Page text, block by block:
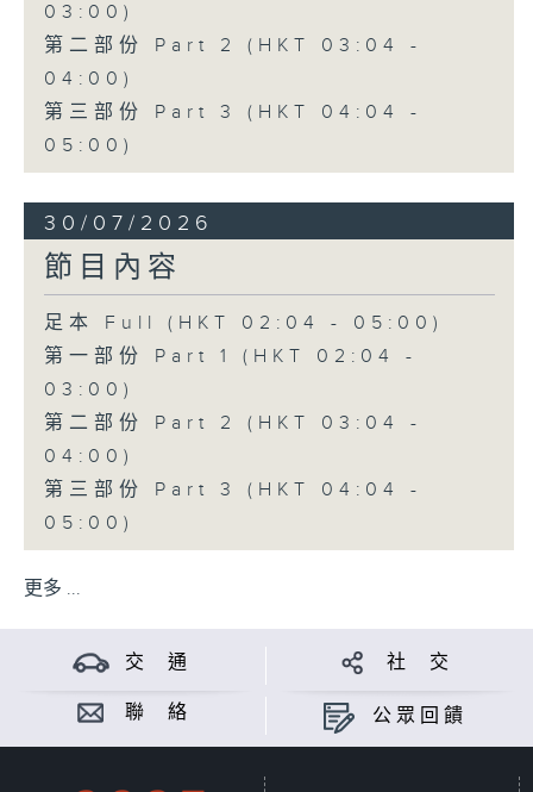
03:00)
第二部份 Part 2 (HKT 03:04 -
04:00)
第三部份 Part 3 (HKT 04:04 -
05:00)
30/07/2026
節目內容
足本 Full (HKT 02:04 - 05:00)
第一部份 Part 1 (HKT 02:04 -
03:00)
第二部份 Part 2 (HKT 03:04 -
04:00)
第三部份 Part 3 (HKT 04:04 -
05:00)
更多 ...
交 通 社 交
聯 絡 公眾回饋